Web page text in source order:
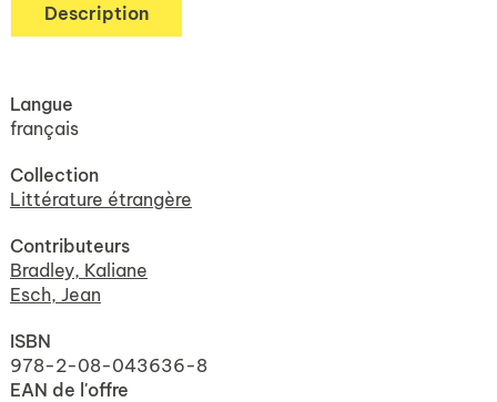
Description
Langue
français
Collection
Littérature étrangère
Contributeurs
Bradley, Kaliane
Esch, Jean
ISBN
978-2-08-043636-8
EAN de l'offre